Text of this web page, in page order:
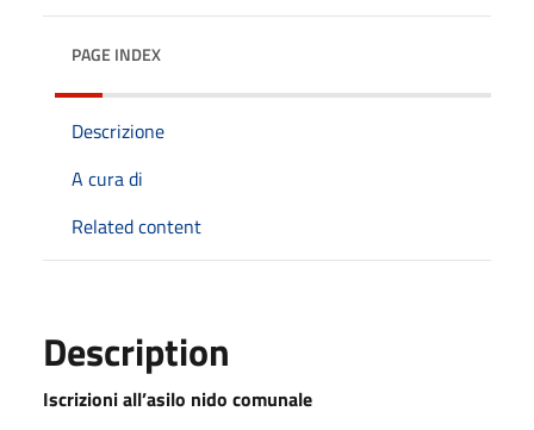
PAGE INDEX
Descrizione
A cura di
Related content
Description
Iscrizioni all’asilo nido comunale